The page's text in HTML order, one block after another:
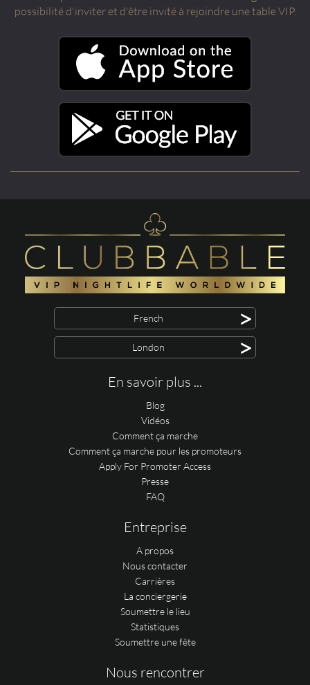
possibilité d'inviter et d'être invité à rejoindre une table VIP.
French >
London >
En savoir plus ...
Blog
Vidéos
Comment ça marche
Comment ça marche pour les promoteurs
Apply For Promoter Access
Presse
FAQ
Entreprise
A propos
Nous contacter
Carrières
La conciergerie
Soumettre le lieu
Statistiques
Soumettre une fête
Nous rencontrer